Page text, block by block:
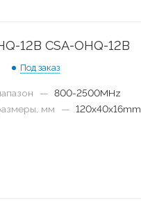
12B CSA-OHQ-12B
Под заказ
— 800-2500MHz
мм
— 120x40x16mm